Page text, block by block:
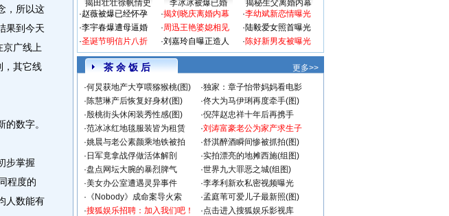
，所以这
果到今天
京广线上
，其它线
数字。
步掌握
程度的
人数能有
揭田壮壮徐帆情史 李冰冰被爆已婚
揭秘生父离婚内幕
·赵薇被爆已经怀孕
·李宇春爆遭母逼婚
·圣诞节明信片八折
·揭刘晓庆离婚内幕
·周迅王艳婆媳相见
·刘嘉玲自曝正造人
·李幼斌新恋情曝光
·陆毅爱女照首曝光
·陈好新男友被曝光
茶 余 饭 后
更多>>
·何炅获地产大亨喂猕猴桃(图) ·独家：章子怡带妈妈看电影
·陈慧琳产后恢复好身材(图) ·佟大为马伊琍再度牵手(图)
·殷桃街头休闲装秀性感(图) ·倪萍赵忠祥十年后再携手
·范冰冰红地毯服装皆为租赁 ·刘涛富豪老公为家产求生子
·姚晨与老公素颜乘地铁被拍 ·舒淇醉酒瞬间惨被抓拍(图)
· 日军竟拿战俘做活体解剖 ·实拍漂亮的地摊西施(组图)
·盘点网坛大腕的暴烈脾气 ·世界九大罪恶之城(组图)
·美女办公室遭遇灵异事件 ·李孝利新欢私密视频曝光
· 《Nobody》成命案导火索 ·孟庭苇可爱儿子最新照(图)
·搜狐娱乐招聘：加入我们吧！ ·点击进入搜狐娱乐影视库